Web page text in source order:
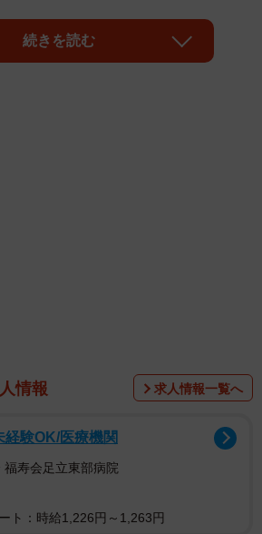
生した1月17日に投稿された内容が
続きを読む
情報 求人情報一覧へ
経験OK/医療機関
福寿会足立東部病院
ト：時給1,226円～1,263円